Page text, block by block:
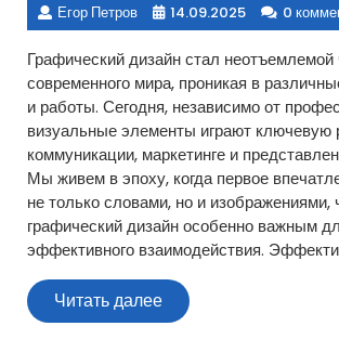
Егор Петров 14.09.2025 0
Графический дизайн стал
современного мира, проникая в
и работы. Сегодня, независимо от
визуальные элементы играют ключевую
коммуникации, маркетинге и
Мы живем в эпоху, когда первое
не только словами, но и изображениями,
графический дизайн особенно важным
эффективного взаимодействия.
Читать далееЧитать
далее